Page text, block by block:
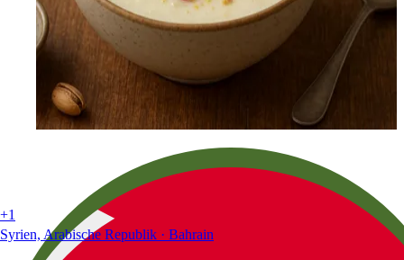
+1
Syrien, Arabische Republik · Bahrain